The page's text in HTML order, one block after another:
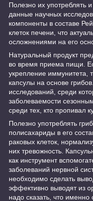
Полезно их употреблять
данные научных
компоненты в составе
клеток печени, что
осложнениями на его
Натуральный продукт
во время приема пищи.
укрепление иммунитета,
капсулы на основе
исследований, среди
заболеваемости
среди тех, кто пропивал
Полезно употреблять
полисахариды в его
раковых клеток,
них тревожность.
как инструмент
заболеваний нервной
необходимо сделать
эффективно выводят из
надо сказать, что